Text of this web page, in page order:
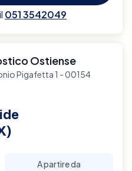
051 3542049
Ostiense
Pigafetta 1 - 00154
A partire da